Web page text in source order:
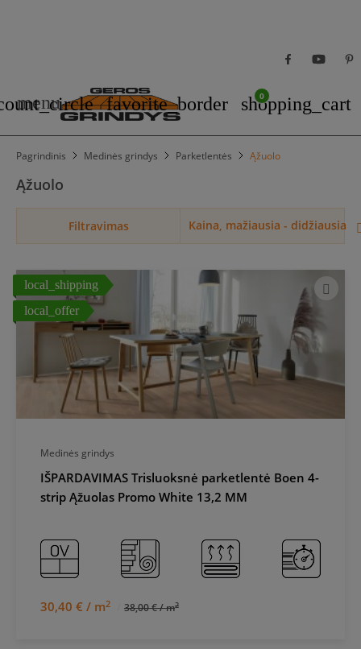
menu favorite_border shopping_cart
0
Pagrindinis Medinės grindys Parketlentės Ąžuolo
Ąžuolo
Filtravimas Kaina, mažiausia - didžiausia
Medinės grindys
IŠPARDAVIMAS Trisluoksnė parketlentė Boen 4-
strip Ąžuolas Promo White 13,2 MM
30,40 € / m2 38,00 € / m2
local_shipping
local_offer